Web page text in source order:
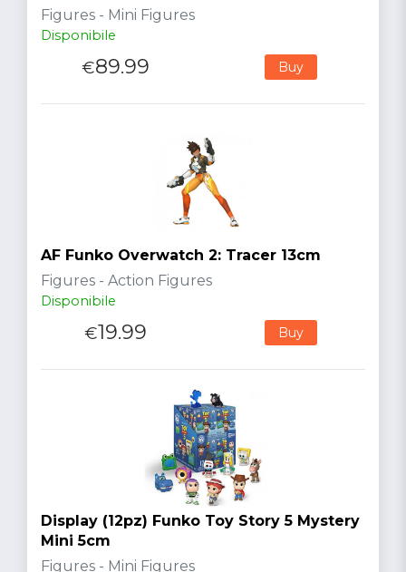
Figures - Mini Figures
Disponibile
€89.99 Buy
AF Funko Overwatch 2: Tracer 13cm
Figures - Action Figures
Disponibile
€19.99 Buy
Display (12pz) Funko Toy Story 5 Mystery
Mini 5cm
Figures - Mini Figures